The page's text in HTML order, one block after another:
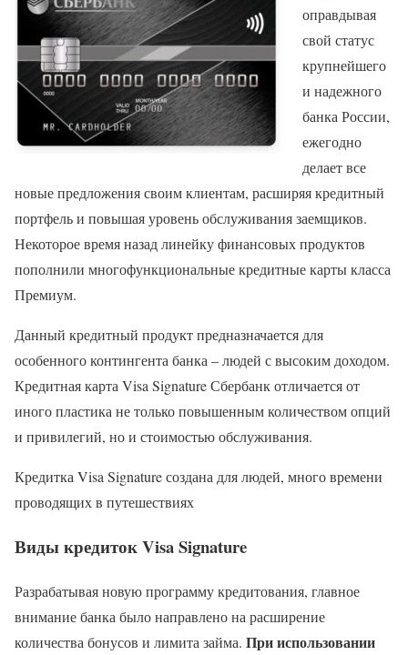
оправдывая
свой статус
крупнейшего
и надежного
банка России,
ежегодно
делает все
новые предложения своим клиентам, расширяя кредитный
портфель и повышая уровень обслуживания заемщиков.
Некоторое время назад линейку финансовых продуктов
пополнили многофункциональные кредитные карты класса
Премиум.
Данный кредитный продукт предназначается для
особенного контингента банка – людей с высоким доходом.
Кредитная карта Visa Signature Сбербанк отличается от
иного пластика не только повышенным количеством опций
и привилегий, но и стоимостью обслуживания.
Кредитка Visa Signature создана для людей, много времени
проводящих в путешествиях
Виды кредиток Visa Signature
Разрабатывая новую программу кредитования, главное
внимание банка было направлено на расширение
количества бонусов и лимита займа. При использовании